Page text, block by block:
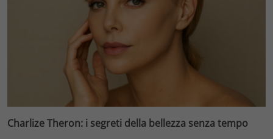
Charlize Theron: i segreti della bellezza senza tempo